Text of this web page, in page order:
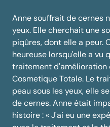
Anne souffrait de cernes
yeux. Elle cherchait une
piqûres, dont elle a peur.
heureuse lorsqu'elle a vu
traitement d'amélioration
Cosmetique Totale. Le
peau sous les yeux, elle
de cernes. Anne était
histoire : « J'ai eu une